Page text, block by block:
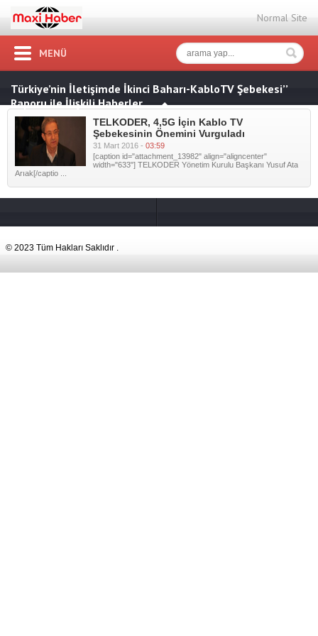
Normal Site
MENÜ
Türkiye’nin İletişimde İkinci Baharı-KabloTV Şebekesi’’
Raporu ile İlişkili Haberler
TELKODER, 4,5G İçin Kablo TV
Şebekesinin Önemini Vurguladı
31 Mart 2016 - 03:59
[caption id="attachment_13982" align="aligncenter"
width="633"] TELKODER Yönetim Kurulu Başkanı Yusuf Ata
Arıak[/captio ...
© 2023 Tüm Hakları Saklıdır .